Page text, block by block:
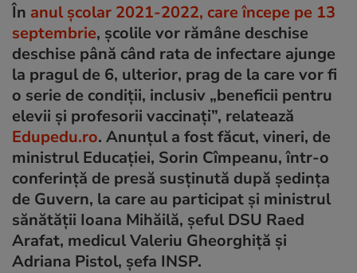
În anul școlar 2021-2022, care începe pe 13
septembrie, școlile vor rămâne deschise
deschise până când rata de infectare ajunge
la pragul de 6, ulterior, prag de la care vor fi
o serie de condiții, inclusiv „beneficii pentru
elevii și profesorii vaccinați”, relatează
Edupedu.ro. Anunțul a fost făcut, vineri, de
ministrul Educației, Sorin Cîmpeanu, într-o
conferință de presă susținută după ședința
de Guvern, la care au participat și ministrul
sănătății Ioana Mihăilă, șeful DSU Raed
Arafat, medicul Valeriu Gheorghiță și
Adriana Pistol, șefa INSP.